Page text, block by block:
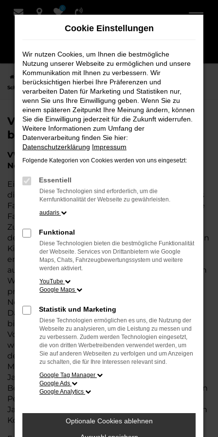
Zum
0
Startseite Nordenham VW
VW Jahreswagen für Nordenham bei
Schmidt + Koch
VW Jahreswagen für Nordenham
bei Schmidt + Koch
VW Jahreswagen – Die perfekte Wahl für
Nordenham
Ein VW Jahreswagen ist die perfekte Wahl für alle,
die in der Nähe von Nordenham ein nahezu neues
Fahrzeug zu einem attraktiven Preis suchen. Diese
Fahrzeuge bieten Ihnen die Qualität und
Zuverlässigkeit eines Neuwagens, jedoch zu
deutlich günstigeren Konditionen. Mit nur wenigen
Kilometern auf dem Tacho und in einem
erstklassigen Zustand sind VW Jahreswagen eine
ausgezeichnete Wahl für Käufer, die von der hohen
Wertigkeit und den modernen Ausstattungen
profitieren möchten, ohne den vollen
Neuwagenpreis zu zahlen.
Dank der sorgfältigen Wartung und Inspektion
bieten diese Fahrzeuge nahezu die gleichen
Vorteile wie ein Neuwagen, jedoch zu einem
wesentlich besseren Preis-Leistungs-Verhältnis. In
der Nähe von Nordenham haben Sie die
Möglichkeit, aus einer breiten Auswahl an VW
Jahreswagen zu wählen, die perfekt auf Ihre
Bedürfnisse abgestimmt sind. Ob für den täglichen
Pendelverkehr oder für längere Fahrten, ein
Jahreswagen von VW erfüllt höchste Ansprüche an
Komfort, Sicherheit und Technik.
Cookie Einstellungen
Wir nutzen Cookies, um Ihnen die bestmögliche
Nutzung unserer Webseite zu ermöglichen und unsere
Kommunikation mit Ihnen zu verbessern. Wir
berücksichtigen hierbei Ihre Präferenzen und
verarbeiten Daten für Marketing und Statistiken nur,
wenn Sie uns Ihre Einwilligung geben. Wenn Sie zu
einem späteren Zeitpunkt Ihre Meinung ändern, können
Sie die Einwilligung jederzeit für die Zukunft widerrufen.
Weitere Informationen zum Umfang der
Datenverarbeitung finden Sie hier:
Datenschutzerklärung Impressum
Folgende Kategorien von Cookies werden von uns eingesetzt:
Essentiell
Diese Technologien sind erforderlich, um die
Kernfunktionalität der Webseite zu gewährleisten.
audaris
Funktional
Diese Technologien bieten die bestmögliche Funktionalität
der Webseite. Services von Drittanbietern wie Google
Maps, Chats, Fahrzeugbewertungssystem und weitere
werden aktiviert.
YouTube
Google Maps
Statistik und Marketing
Diese Technologien ermöglichen es uns, die Nutzung der
Webseite zu analysieren, um die Leistung zu messen und
zu verbessern. Zudem werden Technologien eingesetzt,
die von dritten Werbetreibenden verwendet werden, um
Sie auf anderen Webseiten zu verfolgen und um Anzeigen
zu schalten, die für Ihre Interessen relevant sind.
Google Tag Manager
Google Ads
Google Analytics
Optionale Cookies ablehnen